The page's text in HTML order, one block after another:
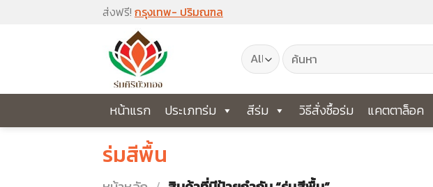
ส่งฟรี! กรุงเทพ- ปริมณฑล
ค้นหา:
หน้าแรก ประเภทร่ม สีร่ม วิธีสั่งซื้อร่ม แคตตาล็อค
ร่มสีพื้น